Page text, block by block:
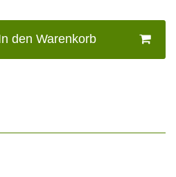
den Warenkorb